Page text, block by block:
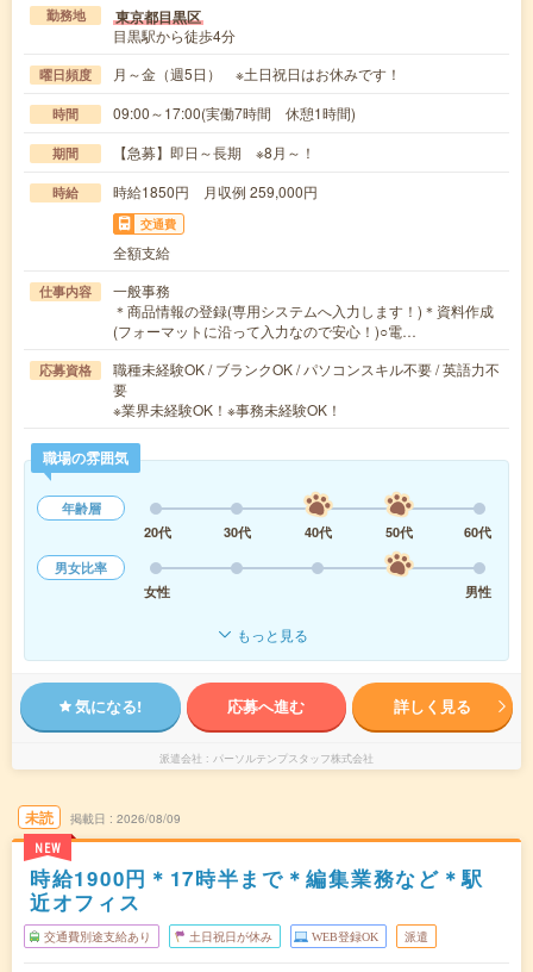
勤務地 東京都目黒区
目黒駅から徒歩4分
曜日頻度 月～金（週5日） ※土日祝日はお休みです！
時間 09:00～17:00(実働7時間 休憩1時間)
期間 【急募】即日～長期 ※8月～！
時給 時給1850円 月収例 259,000円
交通費
全額支給
仕事内容
一般事務
＊商品情報の登録(専用システムへ入力します！)＊資料作成
(フォーマットに沿って入力なので安心！)○電…
応募資格
職種未経験OK / ブランクOK / パソコンスキル不要 / 英語力不
要
※業界未経験OK！※事務未経験OK！
職場の雰囲気
年齢層
20代
30代 40代 50代
60代
男女比率
女性
男性
もっと見る
気になる! 応募へ進む 詳しく見る
派遣会社 パーソルテンプスタッフ株式会社
未読
NEW
掲載日 2026/08/09
時給1900円＊17時半まで＊編集業務など＊駅
近オフィス
交通費別途支給あり 土日祝日が休み WEB登録OK 派遣